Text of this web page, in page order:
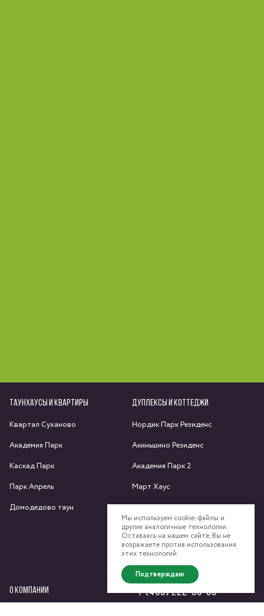
Мы используем cookie-файлы и
другие аналогичные технологии.
Оставаясь на нашем сайте, Вы не
возражаете против использования
этих технологий.
Подтверждаю
ТАУНХАУСЫ И КВАРТИРЫ
Квартал Суханово
Академия Парк
Каскад Парк
Парк Апрель
Домодедово таун
ДУПЛЕКСЫ И КОТТЕДЖИ
Нордик Парк Резиденс
Акиньшино Резиденс
Академия Парк 2
Март Хаус
Яхрома парк
Спас-Каменка
Федоскино Парк
О КОМПАНИИ +7 (495) 222-58-58